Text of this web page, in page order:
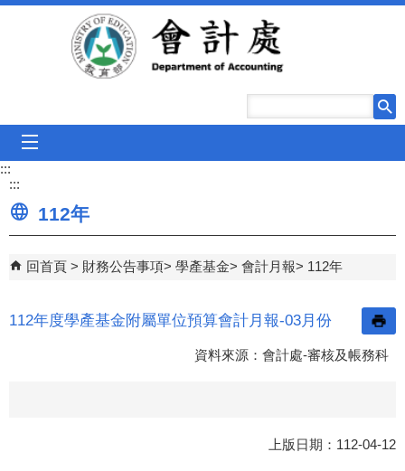
跳到主要內容區塊
:::
:::
112年
回首頁 財務公告事項 學產基金 會計月報 112年
112年度學產基金附屬單位預算會計月報-03月份
資料來源：會計處-審核及帳務科
上版日期：112-04-12